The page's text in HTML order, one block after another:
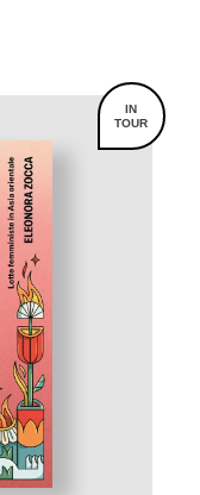
IN
TOUR